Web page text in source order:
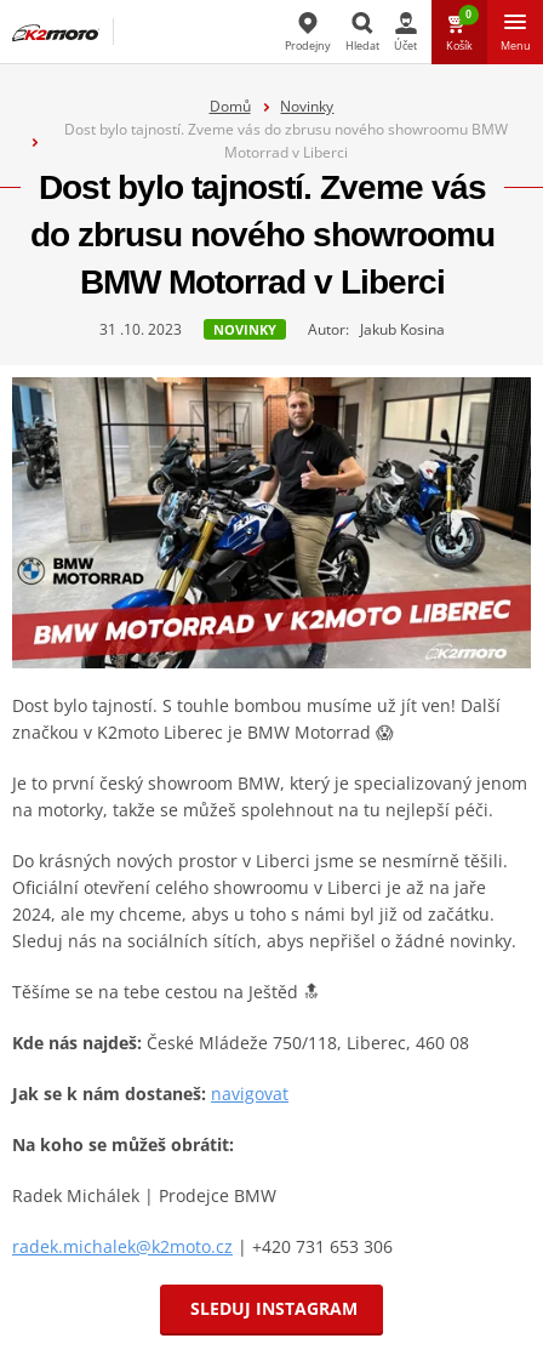
Prodejny Hledat Účet
0
Košík Menu
Domů
Novinky
Dost bylo tajností. Zveme vás do zbrusu nového showroomu BMW
Motorrad v Liberci
Dost bylo tajností. Zveme vás
do zbrusu nového showroomu
BMW Motorrad v Liberci
31 .10. 2023 NOVINKY Autor: Jakub Kosina
Dost bylo tajností. S touhle bombou musíme už jít ven! Další
značkou v K2moto Liberec je BMW Motorrad 😱
Je to první český showroom BMW, který je specializovaný jenom
na motorky, takže se můžeš spolehnout na tu nejlepší péči.
Do krásných nových prostor v Liberci jsme se nesmírně těšili.
Oficiální otevření celého showroomu v Liberci je až na jaře
2024, ale my chceme, abys u toho s námi byl již od začátku.
Sleduj nás na sociálních sítích, abys nepřišel o žádné novinky.
Těšíme se na tebe cestou na Ještěd 🔝
Kde nás najdeš: České Mládeže 750/118, Liberec, 460 08
Jak se k nám dostaneš: navigovat
Na koho se můžeš obrátit:
Radek Michálek | Prodejce BMW
radek.michalek@k2moto.cz | +420 731 653 306
SLEDUJ INSTAGRAM